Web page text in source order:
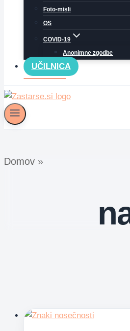
Foto-misli
OS
COVID-19
Anonimne zgodbe
UČILNICA
Domov »